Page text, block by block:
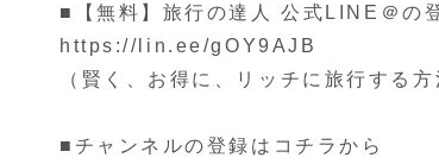
■【無料】旅行の達人 公式LINE＠の
https://lin.ee/gOY9AJB
（賢く、お得に、リッチに旅行する方
■チャンネルの登録はコチラから